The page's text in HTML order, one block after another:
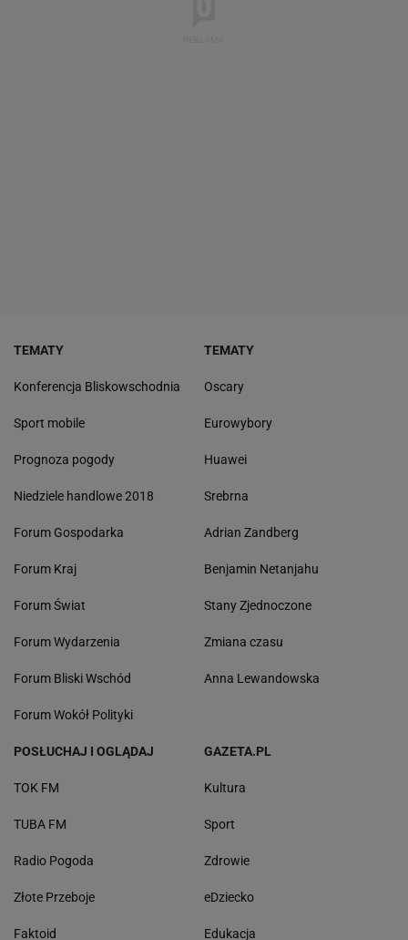
TEMATY
Konferencja Bliskowschodnia
Sport mobile
Prognoza pogody
Niedziele handlowe 2018
Forum Gospodarka
Forum Kraj
Forum Świat
Forum Wydarzenia
Forum Bliski Wschód
Forum Wokół Polityki
TEMATY
Oscary
Eurowybory
Huawei
Srebrna
Adrian Zandberg
Benjamin Netanjahu
Stany Zjednoczone
Zmiana czasu
Anna Lewandowska
POSŁUCHAJ I OGLĄDAJ
TOK FM
TUBA FM
Radio Pogoda
Złote Przeboje
Faktoid
GAZETA.PL
Kultura
Sport
Zdrowie
eDziecko
Edukacja